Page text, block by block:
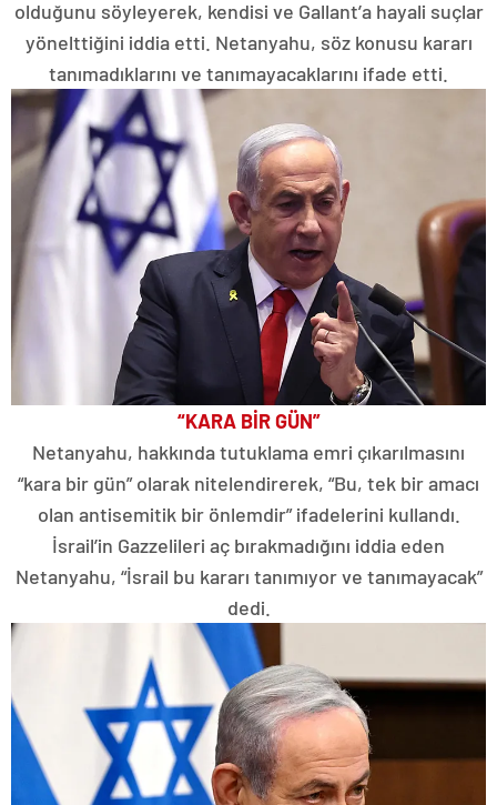
olduğunu söyleyerek, kendisi ve Gallant’a hayali suçlar
yönelttiğini iddia etti. Netanyahu, söz konusu kararı
tanımadıklarını ve tanımayacaklarını ifade etti.
“KARA BİR GÜN”
Netanyahu, hakkında tutuklama emri çıkarılmasını
“kara bir gün” olarak nitelendirerek, “Bu, tek bir amacı
olan antisemitik bir önlemdir” ifadelerini kullandı.
İsrail’in Gazzelileri aç bırakmadığını iddia eden
Netanyahu, “İsrail bu kararı tanımıyor ve tanımayacak”
dedi.